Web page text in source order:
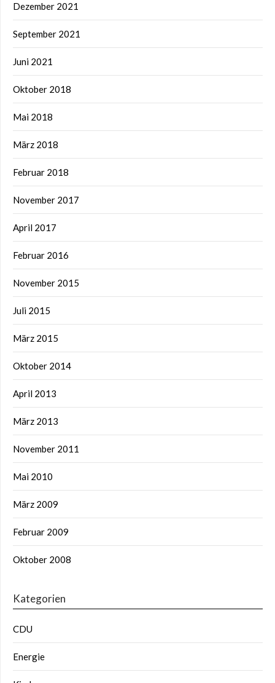
Dezember 2021
September 2021
Juni 2021
Oktober 2018
Mai 2018
März 2018
Februar 2018
November 2017
April 2017
Februar 2016
November 2015
Juli 2015
März 2015
Oktober 2014
April 2013
März 2013
November 2011
Mai 2010
März 2009
Februar 2009
Oktober 2008
Kategorien
CDU
Energie